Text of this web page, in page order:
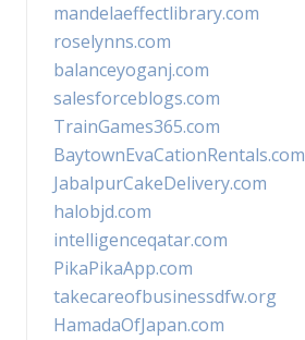
mandelaeffectlibrary.com
roselynns.com
balanceyoganj.com
salesforceblogs.com
TrainGames365.com
BaytownEvaCationRentals.com
JabalpurCakeDelivery.com
halobjd.com
intelligenceqatar.com
PikaPikaApp.com
takecareofbusinessdfw.org
HamadaOfJapan.com